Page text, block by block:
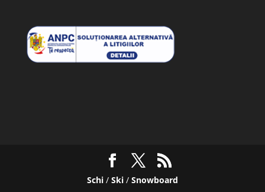
Schi/ Ski/ Snowboard